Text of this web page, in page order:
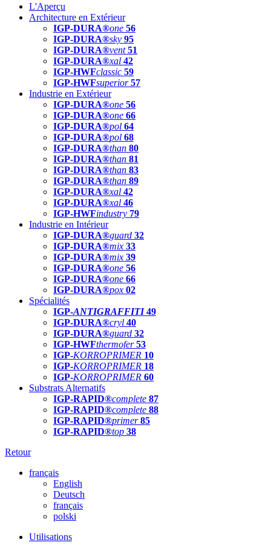
L'Aperçu
Architecture en Extérieur
IGP-DURA®one 56
IGP-DURA®sky 95
IGP-DURA®vent 51
IGP-DURA®xal 42
IGP-HWFclassic 59
IGP-HWFsuperior 57
Industrie en Extérieur
IGP-DURA®one 56
IGP-DURA®one 66
IGP-DURA®pol 64
IGP-DURA®pol 68
IGP-DURA®than 80
IGP-DURA®than 81
IGP-DURA®than 83
IGP-DURA®than 89
IGP-DURA®xal 42
IGP-DURA®xal 46
IGP-HWFindustry 79
Industrie en Intérieur
IGP-DURA®guard 32
IGP-DURA®mix 33
IGP-DURA®mix 39
IGP-DURA®one 56
IGP-DURA®one 66
IGP-DURA®pox 02
Spécialités
IGP-ANTIGRAFFITI49
IGP-DURA®cryl 40
IGP-DURA®guard 32
IGP-HWFthermofer 53
IGP-KORROPRIMER 10
IGP-KORROPRIMER 18
IGP-KORROPRIMER 60
Substrats Alternatifs
IGP-RAPID®complete 87
IGP-RAPID®complete 88
IGP-RAPID®primer 85
IGP-RAPID®top 38
Retour
français
English
Deutsch
français
polski
Utilisations